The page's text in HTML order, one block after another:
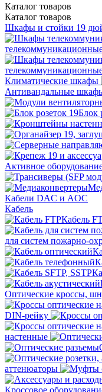
Каталог товаров
Каталог товаров
Шкафы и стойки 19
Климатические шкафы
Антивандальные
Блок
Активное
Кабели DAC и AOC
Кабель
Кабель
для систем пожарно-
Оптические кроссы,
DIN-рейку
настенные
аттенюаторы
Кроссовое